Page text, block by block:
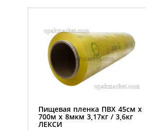
Пищевая пленка ПВХ 45см х
700м х 8мкм 3,17кг / 3,6кг
ЛЕКСИ